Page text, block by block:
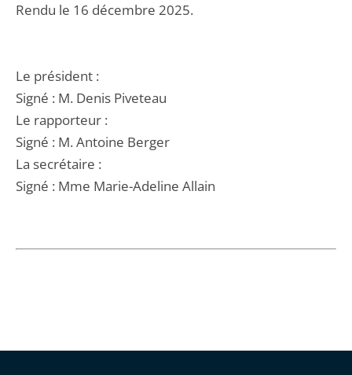
Rendu le 16 décembre 2025.
Le président :
Signé : M. Denis Piveteau
Le rapporteur :
Signé : M. Antoine Berger
La secrétaire :
Signé : Mme Marie-Adeline Allain